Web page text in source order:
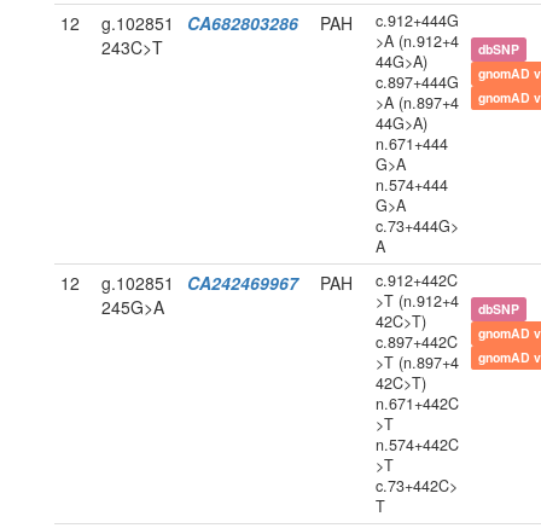
12
g.102851
243C>T
CA682803286 PAH
c.912+444G
>A (n.912+4
44G>A)
c.897+444G
>A (n.897+4
44G>A)
n.671+444
G>A
n.574+444
G>A
c.73+444G>
A
dbSNP
gnomAD
gnomAD
12
g.102851
245G>A
CA242469967 PAH
c.912+442C
>T (n.912+4
42C>T)
c.897+442C
>T (n.897+4
42C>T)
n.671+442C
>T
n.574+442C
>T
c.73+442C>
T
dbSNP
gnomAD
gnomAD